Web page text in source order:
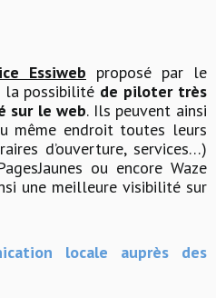
Essiweb proposé par le
la possibilité de piloter très
sur le web. Ils peuvent ainsi
même endroit toutes leurs
d’ouverture, services…)
ou encore Waze
une meilleure visibilité sur
locale auprès des